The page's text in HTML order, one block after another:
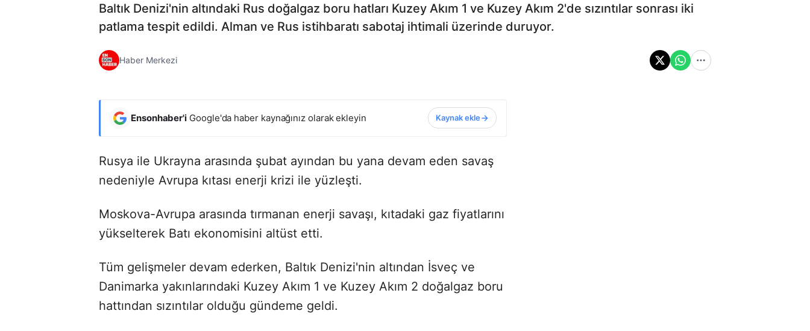
Baltık Denizi'nin altındaki Rus doğalgaz boru hatları Kuzey Akım 1 ve Kuzey Akım 2'de sızıntılar sonrası iki
patlama tespit edildi. Alman ve Rus istihbaratı sabotaj ihtimali üzerinde duruyor.
Haber Merkezi
Ensonhaber'i Google'da haber kaynağınız olarak ekleyin Kaynak ekle
Rusya ile Ukrayna arasında şubat ayından bu yana devam eden savaş
nedeniyle Avrupa kıtası enerji krizi ile yüzleşti.
Moskova-Avrupa arasında tırmanan enerji savaşı, kıtadaki gaz fiyatlarını
yükselterek Batı ekonomisini altüst etti.
Tüm gelişmeler devam ederken, Baltık Denizi'nin altından İsveç ve
Danimarka yakınlarındaki Kuzey Akım 1 ve Kuzey Akım 2 doğalgaz boru
hattından sızıntılar olduğu gündeme geldi.